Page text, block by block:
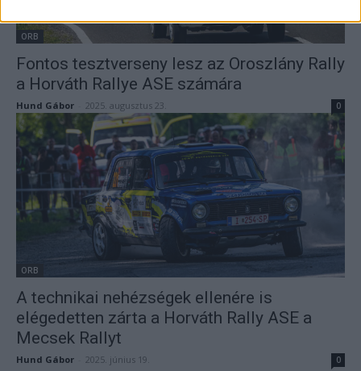
ORB
Fontos tesztverseny lesz az Oroszlány Rally
a Horváth Rallye ASE számára
Hund Gábor 2025. augusztus 23. 0
ORB
A technikai nehézségek ellenére is
elégedetten zárta a Horváth Rally ASE a
Mecsek Rallyt
Hund Gábor 2025. június 19. 0